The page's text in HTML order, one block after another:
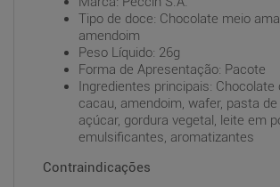
Tipo de doce: Chocolate meio
amendoim
Peso Líquido: 26g
Forma de Apresentação: Pacote
Ingredientes principais: Chocolate
cacau, amendoim, wafer, pasta
açúcar, gordura vegetal, leite em
emulsificantes, aromatizantes
Contraindicações